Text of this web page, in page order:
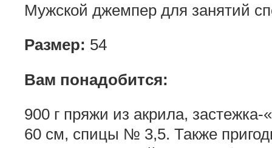
Мужской джемпер для занятий
Размер: 54
Вам понадобится:
900 г пряжи из акрила,
60 см, спицы № 3,5. Также